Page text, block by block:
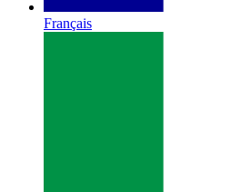
Français